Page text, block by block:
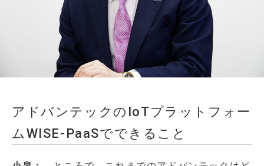
アドバンテックのIoTプラットフォー
ムWISE-PaaSでできること